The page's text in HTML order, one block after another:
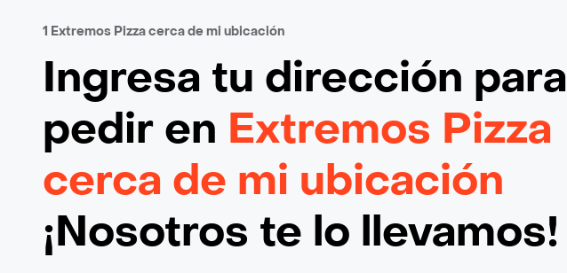
1 Extremos Pizza cerca de mi ubicación
Ingresa tu dirección para
pedir en Extremos Pizza
cerca de mi ubicación
¡Nosotros te lo llevamos!